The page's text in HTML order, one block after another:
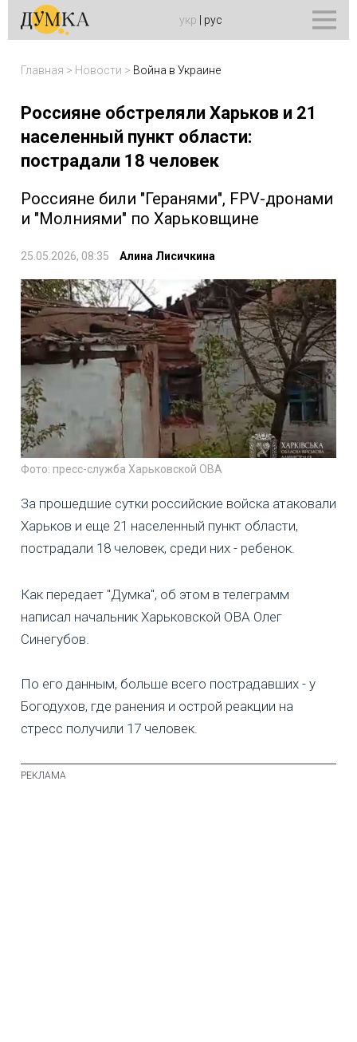
укр рус
Главная > Новости > Война в Украине
Россияне обстреляли Харьков и 21
населенный пункт области:
пострадали 18 человек
Россияне били "Геранями", FPV-дронами
и "Молниями" по Харьковщине
25.05.2026, 08:35 Алина Лисичкина
Фото: пресс-служба Харьковской ОВА
За прошедшие сутки российские войска атаковали
Харьков и еще 21 населенный пункт области,
пострадали 18 человек, среди них - ребенок.
Как передает "Думка", об этом в телеграмм
написал начальник Харьковской ОВА Олег
Синегубов.
По его данным, больше всего пострадавших - у
Богодухов, где ранения и острой реакции на
стресс получили 17 человек.